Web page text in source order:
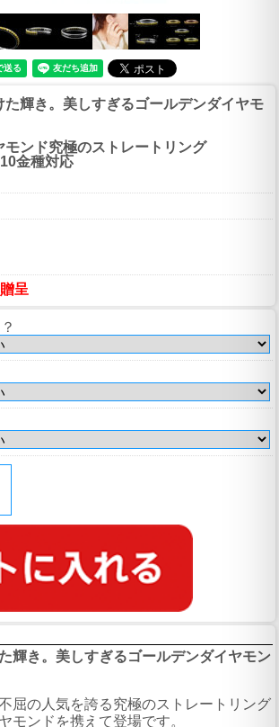
た輝き。美しすぎるゴールデンダイヤモ
モンド究極のストレートリング
金種対応
呈
輝き。美しすぎるゴールデンダイヤモン
屈の人気を誇る究極のストレートリング
モンドを携えて登場です。